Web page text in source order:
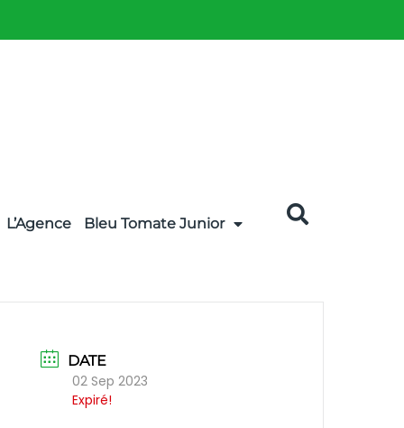
L’Agence Bleu Tomate Junior
DATE
02 Sep 2023
Expiré!